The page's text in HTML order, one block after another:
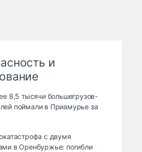
и
8,5 тысячи большегрузов-
поймали в Приамурье за
с двумя
в Оренбуржье: погибли